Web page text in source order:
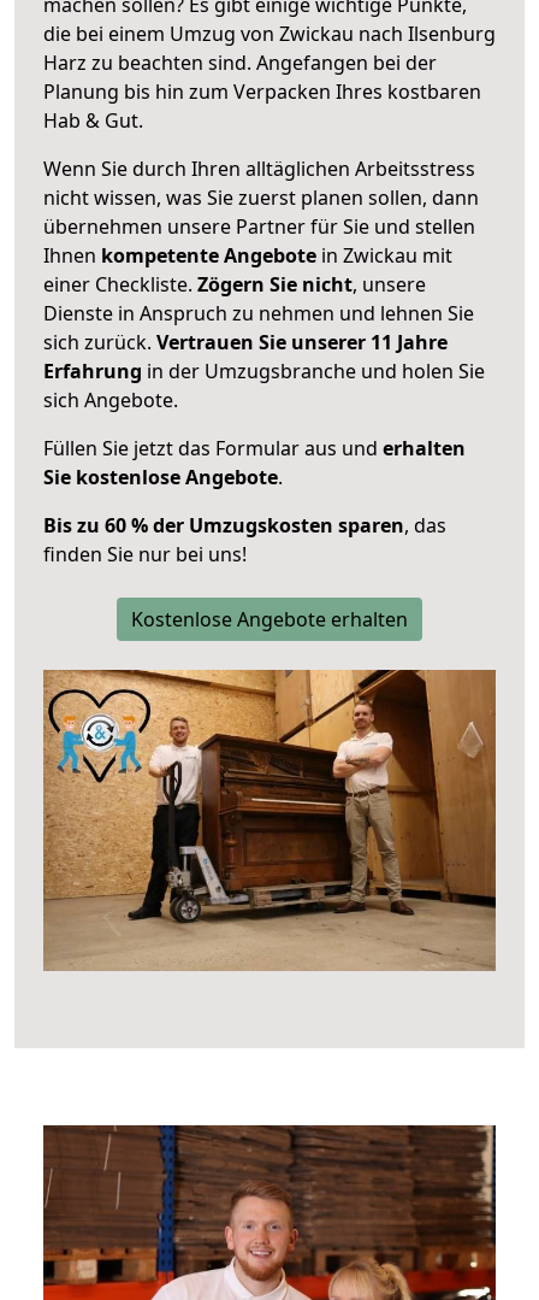
die bei einem Umzug von Zwickau nach Ilsenburg
Harz zu beachten sind. Angefangen bei der
Planung bis hin zum Verpacken Ihres kostbaren
Hab & Gut.
Wenn Sie durch Ihren alltäglichen Arbeitsstress
nicht wissen, was Sie zuerst planen sollen, dann
übernehmen unsere Partner für Sie und stellen
Ihnen kompetente Angebote in Zwickau mit
einer Checkliste. Zögern Sie nicht, unsere
Dienste in Anspruch zu nehmen und lehnen Sie
sich zurück. Vertrauen Sie unserer 11 Jahre
Erfahrung in der Umzugsbranche und holen Sie
sich Angebote.
Füllen Sie jetzt das Formular aus und erhalten
Sie kostenlose Angebote.
Bis zu 60 % der Umzugskosten sparen, das
finden Sie nur bei uns!
Kostenlose Angebote erhalten